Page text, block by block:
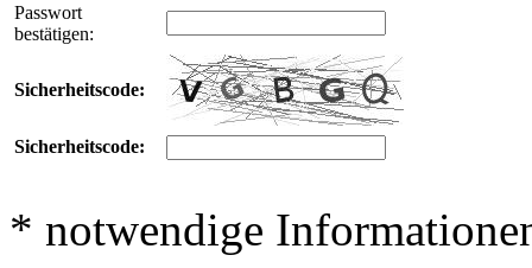
Passwort
bestätigen:
Sicherheitscode:
Sicherheitscode:
* notwendige